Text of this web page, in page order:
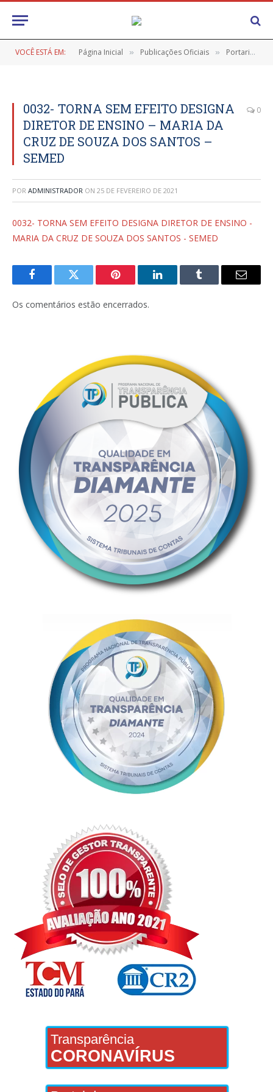
VOCÊ ESTÁ EM: Página Inicial » Publicações Oficiais » Portarias
0032- TORNA SEM EFEITO DESIGNA
DIRETOR DE ENSINO – MARIA DA
CRUZ DE SOUZA DOS SANTOS –
SEMED
0
POR ADMINISTRADOR ON 25 DE FEVEREIRO DE 2021
0032- TORNA SEM EFEITO DESIGNA DIRETOR DE ENSINO -
MARIA DA CRUZ DE SOUZA DOS SANTOS - SEMED
FacebookTwitter Pinterest LinkedInTumblr
E-
Os comentários estão encerrados.
Transparência
CORONAVÍRUS